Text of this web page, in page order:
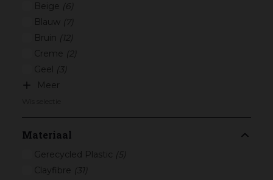
Beige (6)
Blauw
(7)
Bruin (12)
Creme (2)
Geel (3)
Meer
Materiaal
Gerecycled Plastic (5)
Clayfibre (31)